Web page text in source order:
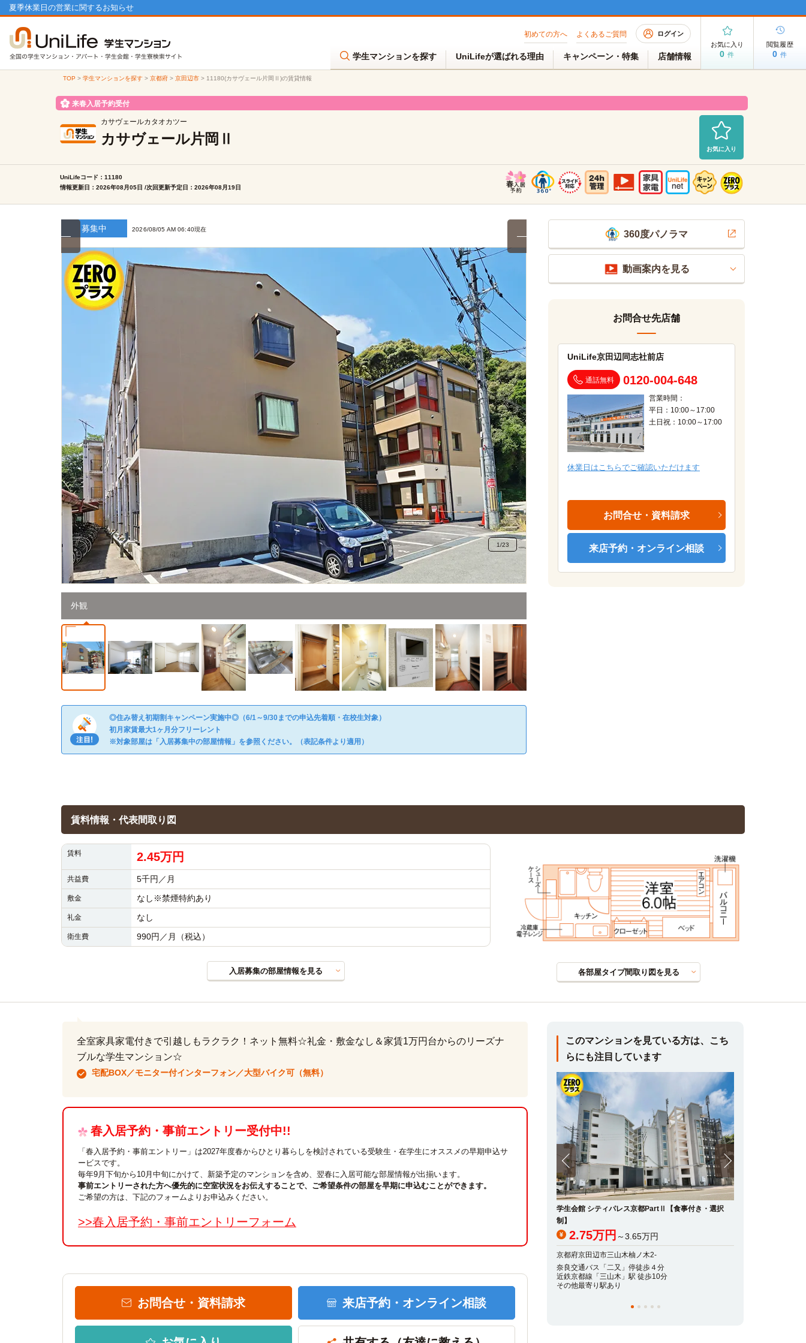
夏季休業日の営業に関するお知らせ
初めての方へ よくあるご質問 ログイン
学生マンションを探す UniLifeが選ばれる理由 キャンペーン・特集 店舗情報
お気に入り
0 件
閲覧履歴
0 件
TOP > 学生マンションを探す> 京都府> 京田辺市> 11180(カサヴェール片岡Ⅱ)の賃貸情報
来春入居予約受付
カサヴェールカタオカツー
カサヴェール片岡Ⅱ
お気に入り
UniLifeコード：11180
情報更新日：2026年08月05日 /次回更新予定日：2026年08月19日
募集中 2026/08/05 AM 06:40現在
外観
2026/08/05 AM 06:40現在
1/23
◎住み替え初期割キャンペーン実施中◎（6/1～9/30までの申込先着順・在校生対象）
初月家賃最大1ヶ月分フリーレント
※対象部屋は「入居募集中の部屋情報」を参照ください。（表記条件より適用）
360度パノラマ
動画案内を見る
お問合せ先店舗
UniLife京田辺同志社前店
通話無料 0120-004-648
営業時間：
平日：10:00～17:00
土日祝：10:00～17:00
休業日はこちらでご確認いただけます
お問合せ・資料請求
来店予約・オンライン相談
賃料情報・代表間取り図
賃料 2.45万円
共益費 5千円／月
敷金 なし※禁煙特約あり
礼金 なし
衛生費 990円／月（税込）
入居募集の部屋情報を見る 各部屋タイプ間取り図を見る
全室家具家電付きで引越しもラクラク！ネット無料☆礼金・敷金なし＆家賃1万円台からのリーズナ
ブルな学生マンション☆
宅配BOX／モニター付インターフォン／大型バイク可（無料）
春入居予約・事前エントリー受付中!!
「春入居予約・事前エントリー」は2027年度春からひとり暮らしを検討されている受験生・在学生にオススメの早期申込サ
ービスです。
毎年9月下旬から10月中旬にかけて、新築予定のマンションを含め、翌春に入居可能な部屋情報が出揃います。
事前エントリーされた方へ優先的に空室状況をお伝えすることで、ご希望条件の部屋を早期に申込むことができます。
ご希望の方は、下記のフォームよりお申込みください。
>>春入居予約・事前エントリーフォーム
お問合せ・資料請求 来店予約・ オンライン相談
このマンションを見ている方は、こち
らにも注目しています
学生会館 シティパレス京都PartⅡ【食事付き・選択
制】
2.75万円 ～3.65万円
京都府京田辺市三山木柚ノ木2-
奈良交通バス「二又」停徒歩４分
近鉄京都線「三山木」駅 徒歩10分
その他最寄り駅あり